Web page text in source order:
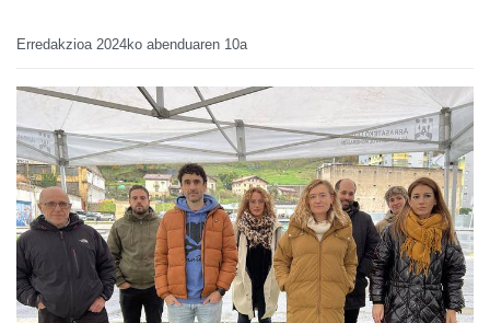
Erredakzioa 2024ko abenduaren 10a